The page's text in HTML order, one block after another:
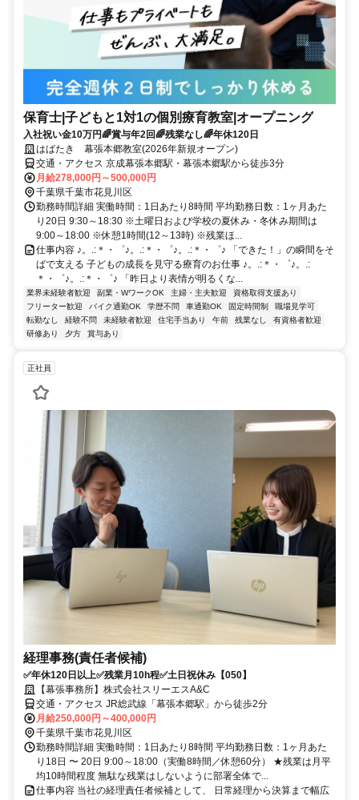
保育士|子どもと1対1の個別療育教室|オープニング
入社祝い金10万円🌈賞与年2回🌈残業なし🌈年休120日
はばたき 幕張本郷教室(2026年新規オープン)
交通・アクセス 京成幕張本郷駅・幕張本郷駅から徒歩3分
月給278,000円～500,000円
千葉県千葉市花見川区
勤務時間詳細 実働時間：1日あたり8時間 平均勤務日数：1ヶ月あた
り20日 9:30～18:30 ※土曜日および学校の夏休み・冬休み期間は
9:00～18:00 ※休憩1時間(12～13時) ※残業ほ...
仕事内容 ♪。.:＊・゜♪。.:＊・゜♪。.:＊・゜♪ 「できた！」の瞬間をそ
ばで支える 子どもの成長を見守る療育のお仕事 ♪。.:＊・゜♪。.:
＊・゜♪。.:＊・゜♪ 「昨日より表情が明るくな...
業界未経験者歓迎 副業・WワークOK 主婦・主夫歓迎
資格取得支援あり
フリーター歓迎
バイク通勤OK 学歴不問 車通勤OK 固定時間制
職場見学可
転勤なし
経験不問 未経験者歓迎 住宅手当あり 午前 残業なし
有資格者歓迎
研修あり
夕方 賞与あり
正社員
経理事務(責任者候補)
✅年休120日以上✅残業月10h程✅土日祝休み【050】
【幕張事務所】株式会社スリーエスA&C
交通・アクセス JR総武線「幕張本郷駅」から徒歩2分
月給250,000円～400,000円
千葉県千葉市花見川区
勤務時間詳細 実働時間：1日あたり8時間 平均勤務日数：1ヶ月あた
り18日 〜 20日 9:00～18:00（実働8時間／休憩60分） ★残業は月平
均10時間程度 無駄な残業はしないように部署全体で...
仕事内容 当社の経理責任者候補として、 日常経理から決算まで幅広